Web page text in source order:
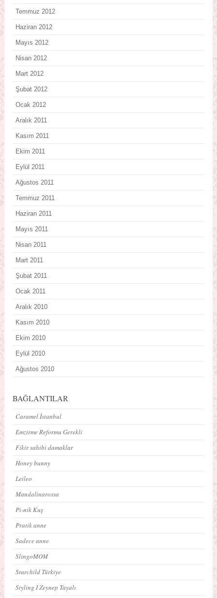
Temmuz 2012
Haziran 2012
Mayıs 2012
Nisan 2012
Mart 2012
Şubat 2012
Ocak 2012
Aralık 2011
Kasım 2011
Ekim 2011
Eylül 2011
Ağustos 2011
Temmuz 2011
Haziran 2011
Mayıs 2011
Nisan 2011
Mart 2011
Şubat 2011
Ocak 2011
Aralık 2010
Kasım 2010
Ekim 2010
Eylül 2010
Ağustos 2010
BAĞLANTILAR
Caramel İstanbul
Emzirme Reformu Gerekli
Fikir sahibi damaklar
Honey bunny
Leileo
Mandalinarossa
Pi-nik Kuş
Pratik anne
Sadece anne
SlingoMOM
Starchild Türkiye
Styling I Zeynep Tayalı